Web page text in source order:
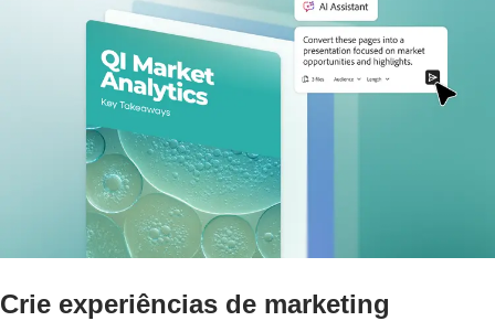
Crie experiências de marketing